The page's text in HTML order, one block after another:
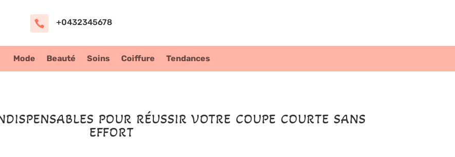
 +0432345678
Mode Beauté Soins Coiffure Tendances
POUR RÉUSSIR VOTRE COUPE COURTE SANS
EFFORT